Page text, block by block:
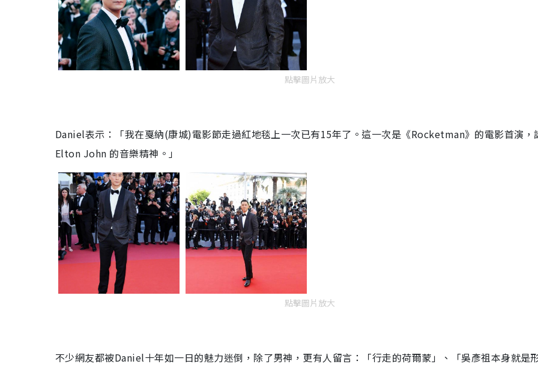
點擊圖片放大
Daniel表示：「我在戛納(康城)電影節走過紅地毯上一次已有15年了。這一次是《Rocketman》的電影首演，
Elton John 的音樂精神。」
點擊圖片放大
不少網友都被Daniel十年如一日的魅力迷倒，除了男神，更有人留言：「行走的荷爾蒙」、「吳彥祖本身就是